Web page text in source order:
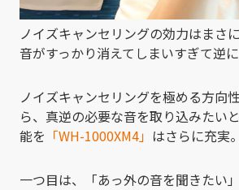
ノイズキャンセリングの効力はまさ
音がすっかり消えてしまいすぎて逆
ノイズキャンセリングを極める方向
ら、真逆の必要な音を取り込みたい
能を 「WH-1000XM4」 はさらに充実。
一つ目は、「あっ外の音を聞きたい